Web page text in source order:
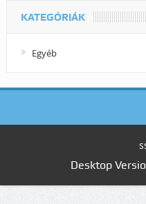
KATEGÓRIÁK
Egyéb
Desktop